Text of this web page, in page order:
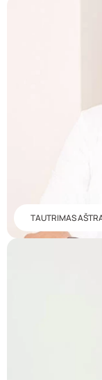
TAUTRIMAS